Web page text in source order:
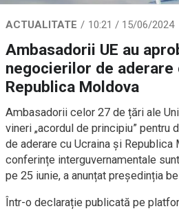
ACTUALITATE 10:21 / 15/06/2024
Ambasadorii UE au
negocierilor de aderare
Republica Moldova
Ambasadorii celor 27 de țări ale
vineri „acordul de principiu” pentru
de aderare cu Ucraina și
conferințe interguvernamentale
pe 25 iunie, a anunțat președinția
Într-o declarație publicată pe